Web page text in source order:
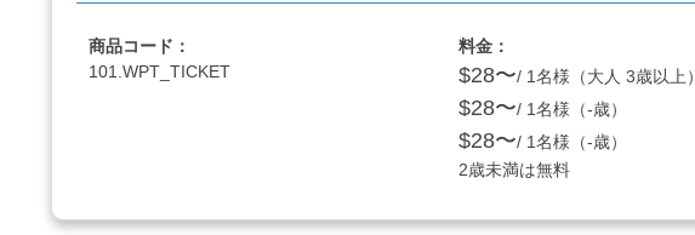
商品コード：
101.WPT_TICKET
料金：
$28〜/ 1名様（大人 3歳以上）
$28〜/ 1名様（-歳）
$28〜/ 1名様（-歳）
2歳未満は無料